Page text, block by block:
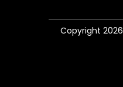
Copyright 2026